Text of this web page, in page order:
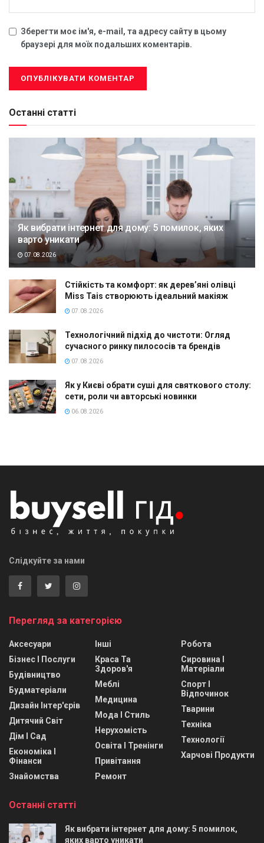
Зберегти моє ім'я, e-mail, та адресу сайту в цьому
браузері для моїх подальших коментарів.
Останні статті
Як вибрати інтернет для дому: 5 помилок, яких
варто уникати
07.08.2026
Стійкість та комфорт: як дерев’яні олівці
Miss Tais створюють ідеальний макіяж
07.08.2026
Технологічний підхід до чистоти: Огляд
сучасного ринку пилососів та брендів
07.08.2026
Як у Києві обрати суші для святкового столу:
сети, роли чи авторські новинки
06.08.2026
Слідкуйте за нами
Перегляд за категорією
Аксесуари
Бізнес І Послуги
Будівництво
Будматеріали
Дизайн Інтер'єрів
Дитячий Світ
Дім І Сад
Економіка І
Фінанси
Знайомства
Інші
Краса Та
Здоров'я
Меблі
Медицина
Мода І Стиль
Нерухомість
Освіта І Тренінги
Привітання
Ремонт
Робота
Сировина І
Матеріали
Спорт І
Відпочинок
Тварини
Техніка
Технології
Харчові Продукти
Останні статті
Як вибрати інтернет для дому: 5 помилок,
яких варто уникати